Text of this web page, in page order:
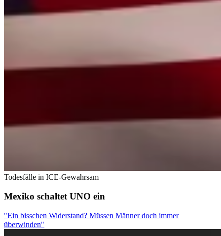
Todesfälle in ICE-Gewahrsam
Mexiko schaltet UNO ein
"Ein bisschen Widerstand? Müssen Männer doch immer
überwinden"